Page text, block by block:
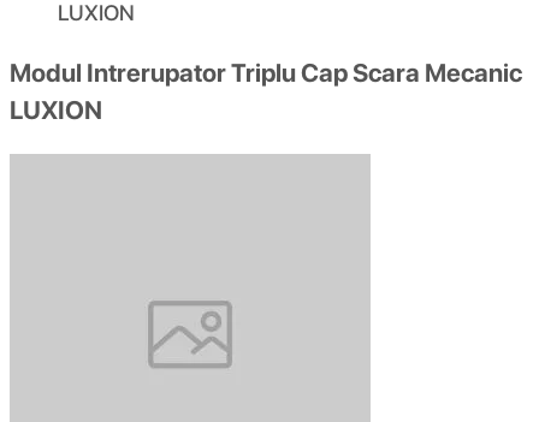
LUXION
Modul Intrerupator Triplu Cap Scara Mecanic
LUXION